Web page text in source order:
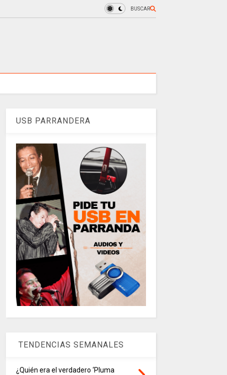
BUSCAR
USB PARRANDERA
TENDENCIAS SEMANALES
¿Quién era el verdadero ‘Pluma